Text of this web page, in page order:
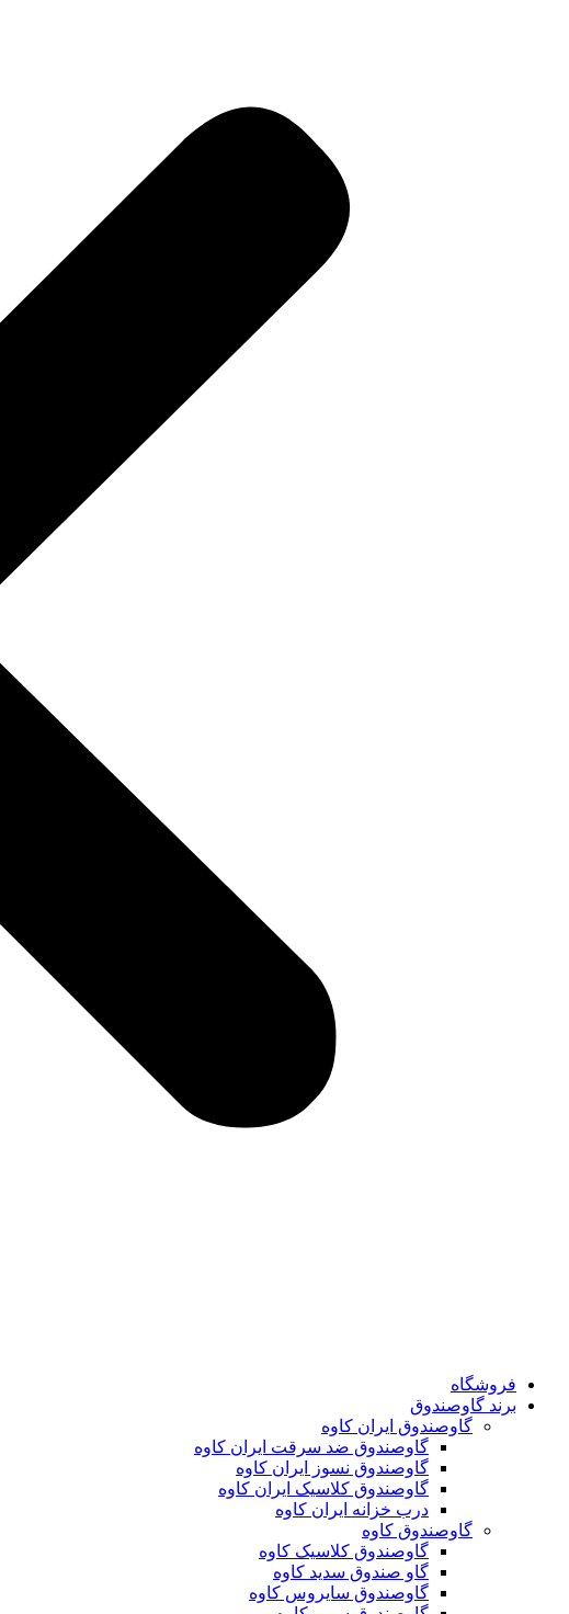
فروشگاه
برند گاوصندوق
گاوصندوق ایران کاوه
گاوصندوق ضد سرقت ایران کاوه
گاوصندوق نسوز ایران کاوه
گاوصندوق کلاسیک ایران کاوه
درب خزانه ایران کاوه
گاوصندوق کاوه
گاوصندوق کلاسیک کاوه
گاو صندوق سدید کاوه
گاوصندوق سایروس کاوه